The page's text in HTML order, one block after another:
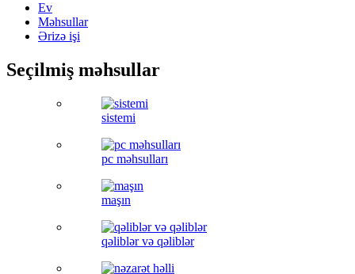
Ev
Məhsullar
Ərizə işi
Seçilmiş məhsullar
sistemi
pc məhsulları
maşın
qəliblər və qəliblər